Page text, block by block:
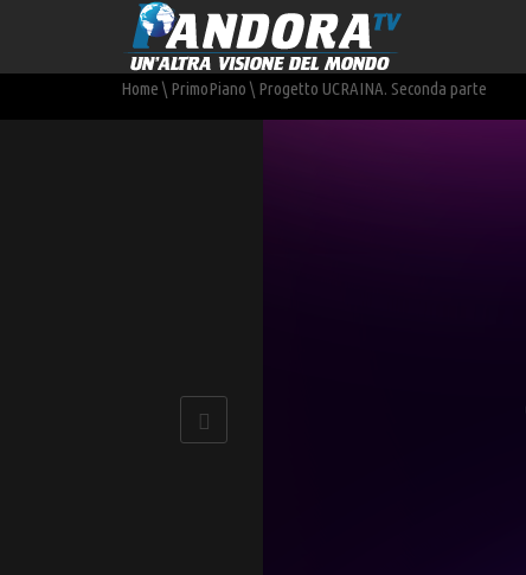
Home \ PrimoPiano \ Progetto UCRAINA. Seconda parte